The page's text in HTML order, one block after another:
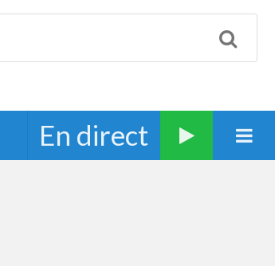
En direct